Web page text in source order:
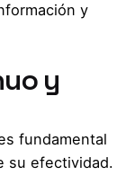
y
y
fundamental
su efectividad.